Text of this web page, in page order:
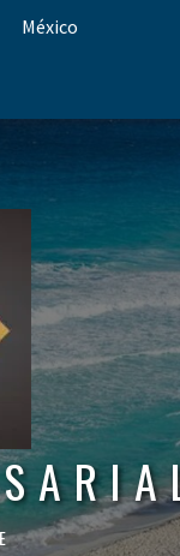
México